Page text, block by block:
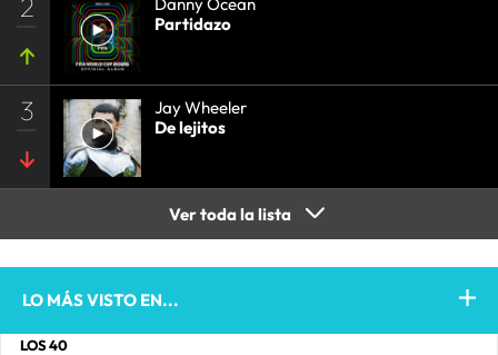
Partidazo
3
Jay Wheeler
De lejitos
Ver toda la lista
LO MÁS VISTO EN...
LOS 40